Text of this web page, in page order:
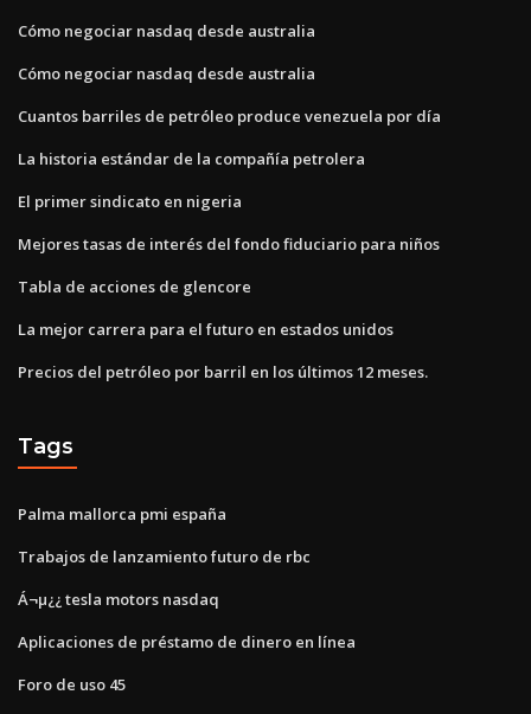
Cómo negociar nasdaq desde australia
Cómo negociar nasdaq desde australia
Cuantos barriles de petróleo produce venezuela por día
La historia estándar de la compañía petrolera
El primer sindicato en nigeria
Mejores tasas de interés del fondo fiduciario para niños
Tabla de acciones de glencore
La mejor carrera para el futuro en estados unidos
Precios del petróleo por barril en los últimos 12 meses.
Tags
Palma mallorca pmi españa
Trabajos de lanzamiento futuro de rbc
Á¬µ¿¿ tesla motors nasdaq
Aplicaciones de préstamo de dinero en línea
Foro de uso 45